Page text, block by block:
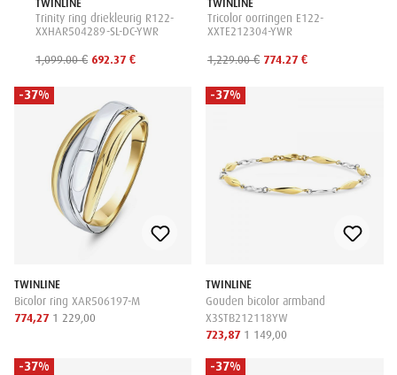
TWINLINE
Trinity ring driekleurig R122-
XXHAR504289-SL-DC-YWR
1,099.00 € 692.37 €
TWINLINE
Tricolor oorringen E122-
XXTE212304-YWR
1,229.00 € 774.27 €
-37%
TWINLINE
Bicolor ring XAR506197-M
774,27 1 229,00
-37%
TWINLINE
Gouden bicolor armband
X3STB212118YW
723,87 1 149,00
-37% -37%